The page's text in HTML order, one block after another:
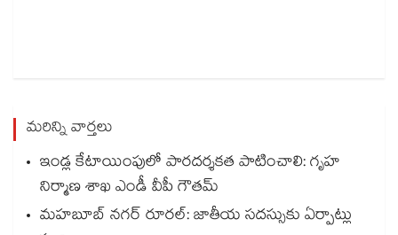
మరిన్ని వార్తలు
ఇండ్ల కేటాయింపులో పారదర్శకత పాటించాలి: గృహ
నిర్మాణ శాఖ ఎండీ వీపీ గౌతమ్
మహబూబ్ నగర్ రూరల్: జాతీయ సదస్సుకు ఏర్పాట్లు